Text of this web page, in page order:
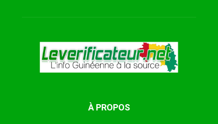
À PROPOS